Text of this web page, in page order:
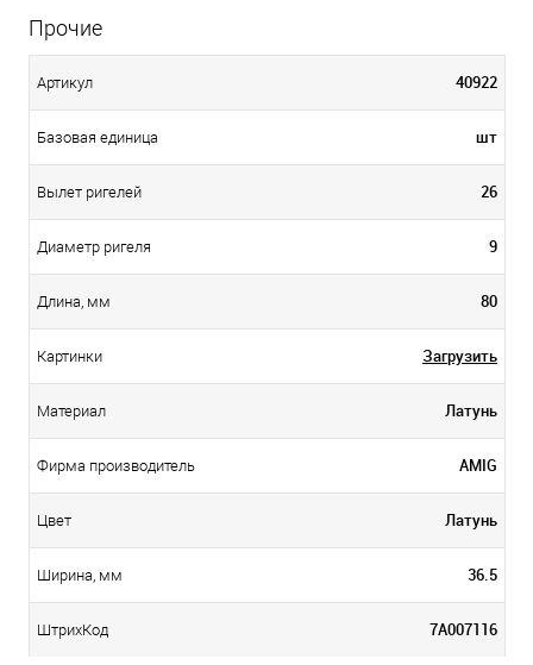
Прочие
Артикул 40922
Базовая единица шт
Вылет ригелей 26
Диаметр ригеля 9
Длина, мм 80
Картинки Загрузить
Материал Латунь
Фирма производитель AMIG
Цвет Латунь
Ширина, мм 36.5
ШтрихКод 7А007116